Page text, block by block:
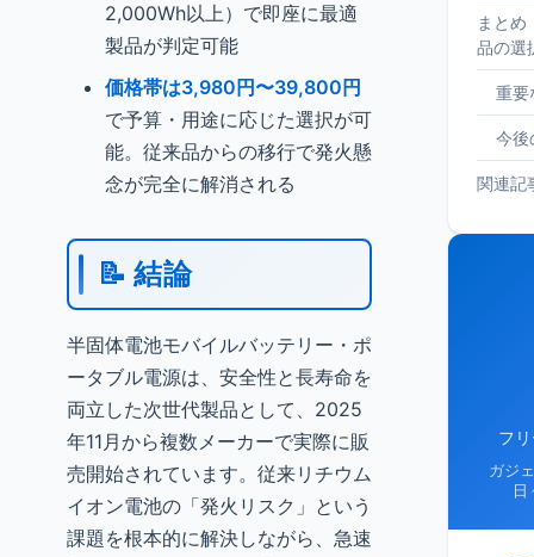
2,000Wh以上）で即座に最適
製品が判定可能
価格帯は3,980円〜39,800円
で予算・用途に応じた選択が可
能。従来品からの移行で発火懸
念が完全に解消される
📝 結論
半固体電池モバイルバッテリー・ポ
ータブル電源は、安全性と長寿命を
両立した次世代製品として、2025
年11月から複数メーカーで実際に販
売開始されています。従来リチウム
イオン電池の「発火リスク」という
課題を根本的に解決しながら、急速
まとめ
品の選
重要
今後
関連記
フ
ガジ
日